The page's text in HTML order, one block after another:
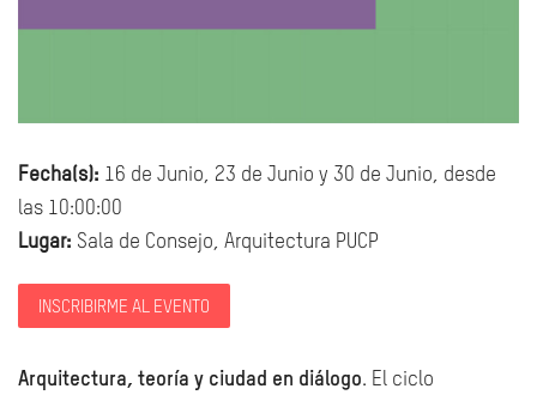
Fecha(s): 16 de Junio, 23 de Junio y 30 de Junio, desde
las 10:00:00
Lugar: Sala de Consejo, Arquitectura PUCP
INSCRIBIRME AL EVENTO
Arquitectura, teoría y ciudad en diálogo. El ciclo